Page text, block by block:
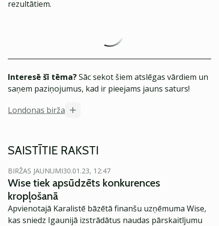
rezultātiem.
Interesē šī tēma?Sāc sekot šiem atslēgas vārdiem un
saņem paziņojumus, kad ir pieejams jauns saturs!
Londonas birža
SAISTĪTIE RAKSTI
BIRŽAS JAUNUMI30.01.23, 12:47
Wise tiek apsūdzēts konkurences
kropļošanā
Apvienotajā Karalistē bāzētā finanšu uzņēmuma Wise,
kas sniedz Igaunijā izstrādātus naudas pārskaitījumu